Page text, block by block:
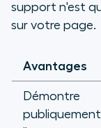
support n'est
sur votre page.
Avantages
Démontre
publiquement